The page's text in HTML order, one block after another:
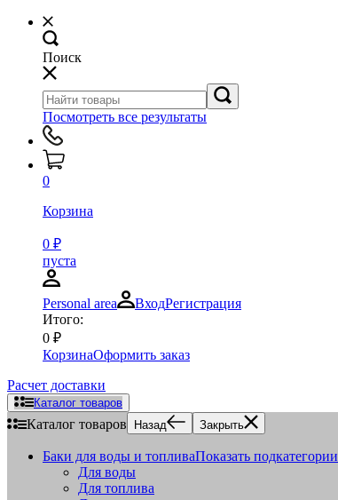
Поиск
Посмотреть все результаты
0
Корзина
0 ₽
пуста
Personal area ВходРегистрация
Итого:
0 ₽
КорзинаОформить заказ
Расчет доставки
Каталог товаров
Каталог товаров Назад Закрыть
Баки для воды и топливаПоказать подкатегории
Для воды
Для топлива